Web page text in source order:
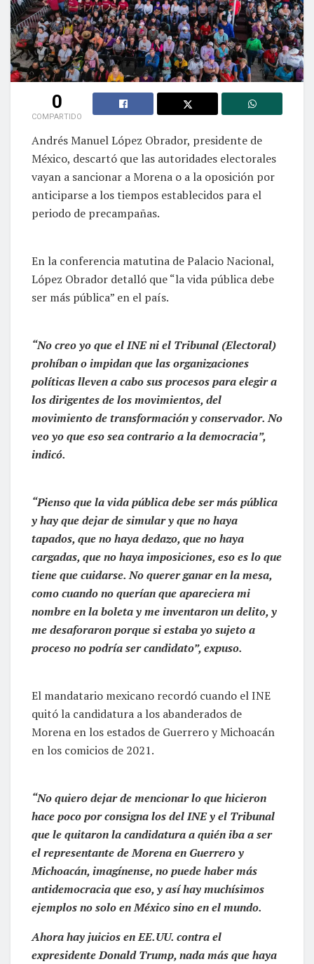
0
COMPARTIDO
Andrés Manuel López Obrador, presidente de
México, descartó que las autoridades electorales
vayan a sancionar a Morena o a la oposición por
anticiparse a los tiempos establecidos para el
periodo de precampañas.
En la conferencia matutina de Palacio Nacional,
López Obrador detalló que “la vida pública debe
ser más pública” en el país.
“No creo yo que el INE ni el Tribunal (Electoral)
prohíban o impidan que las organizaciones
políticas lleven a cabo sus procesos para elegir a
los dirigentes de los movimientos, del
movimiento de transformación y conservador. No
veo yo que eso sea contrario a la democracia”,
indicó.
“Pienso que la vida pública debe ser más pública
y hay que dejar de simular y que no haya
tapados, que no haya dedazo, que no haya
cargadas, que no haya imposiciones, eso es lo que
tiene que cuidarse. No querer ganar en la mesa,
como cuando no querían que apareciera mi
nombre en la boleta y me inventaron un delito, y
me desaforaron porque si estaba yo sujeto a
proceso no podría ser candidato”, expuso.
El mandatario mexicano recordó cuando el INE
quitó la candidatura a los abanderados de
Morena en los estados de Guerrero y Michoacán
en los comicios de 2021.
“No quiero dejar de mencionar lo que hicieron
hace poco por consigna los del INE y el Tribunal
que le quitaron la candidatura a quién iba a ser
el representante de Morena en Guerrero y
Michoacán, imagínense, no puede haber más
antidemocracia que eso, y así hay muchísimos
ejemplos no solo en México sino en el mundo.
Ahora hay juicios en EE.UU. contra el
expresidente Donald Trump, nada más que haya